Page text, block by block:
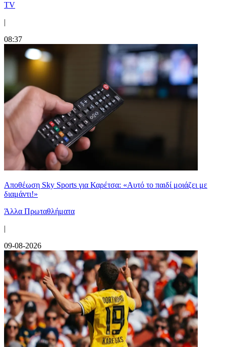
TV
|
08:37
Αποθέωση Sky Sports για Καρέτσα: «Αυτό το παιδί μοιάζει με
διαμάντι!»
Άλλα Πρωταθλήματα
|
09-08-2026